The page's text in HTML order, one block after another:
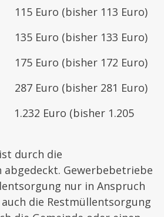
Euro (bisher 113 Euro)
Euro (bisher 133 Euro)
Euro (bisher 172 Euro)
Euro (bisher 281 Euro)
1.232 Euro (bisher 1.205
durch die
abgedeckt. Gewerbebetriebe
nur in Anspruch
die Restmüllentsorgung